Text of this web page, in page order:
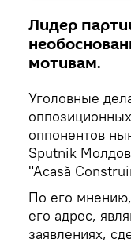
Лидер
мотивам.
Уголовные
оппонентов
Sputnik
"Acasă
По его
его адрес,
заявлениях,